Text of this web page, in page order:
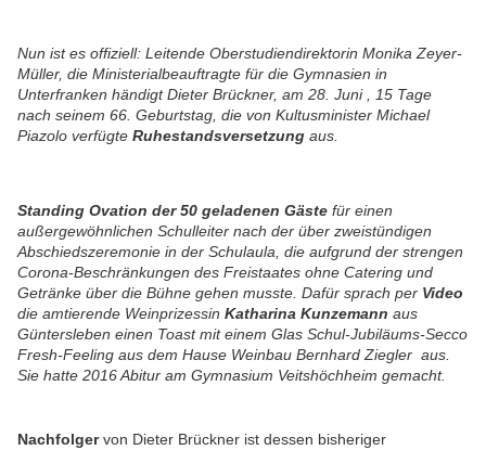
Nun ist es offiziell: Leitende Oberstudiendirektorin Monika Zeyer-
Müller, die Ministerialbeauftragte für die Gymnasien in
Unterfranken händigt Dieter Brückner, am 28. Juni , 15 Tage
nach seinem 66. Geburtstag, die von Kultusminister Michael
Piazolo verfügte Ruhestandsversetzung aus.
Standing Ovation der 50 geladenen Gäste für einen
außergewöhnlichen Schulleiter nach der über zweistündigen
Abschiedszeremonie in der Schulaula, die aufgrund der strengen
Corona-Beschränkungen des Freistaates ohne Catering und
Getränke über die Bühne gehen musste. Dafür sprach per Video
die amtierende Weinprizessin Katharina Kunzemann aus
Güntersleben einen Toast mit einem Glas Schul-Jubiläums-Secco
Fresh-Feeling aus dem Hause Weinbau Bernhard Ziegler aus.
Sie hatte 2016 Abitur am Gymnasium Veitshöchheim gemacht.
Nachfolgervon Dieter Brückner ist dessen bisheriger